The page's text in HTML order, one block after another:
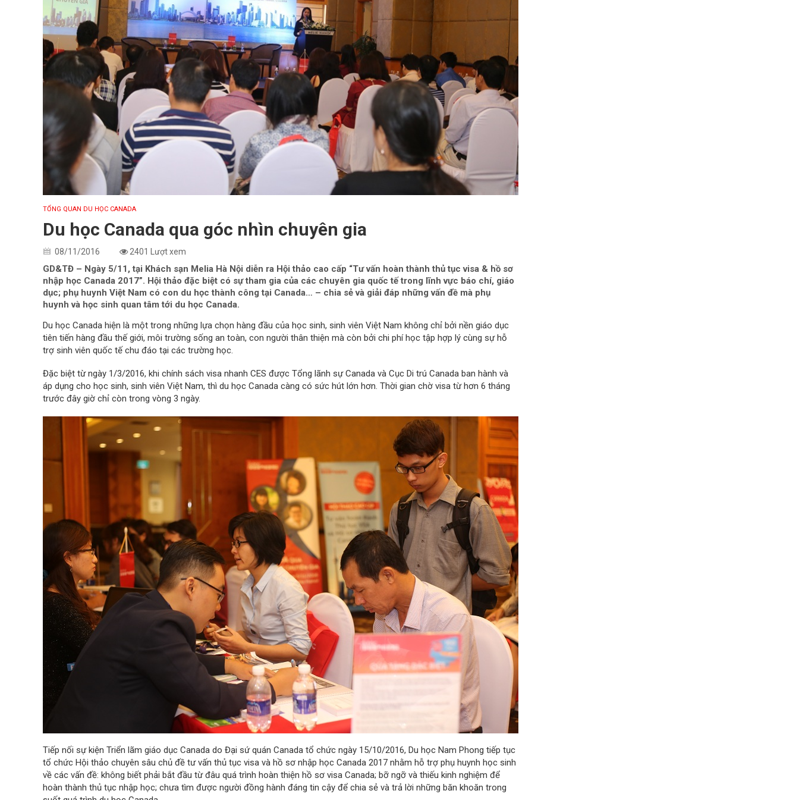
TỔNG QUAN DU HỌC CANADA
Du học Canada qua góc nhìn chuyên gia
08/11/2016 2401 Lượt xem
GD&TĐ – Ngày 5/11, tại Khách sạn Melia Hà Nội diễn ra Hội thảo cao cấp “Tư vấn hoàn thành thủ tục visa & hồ sơ
nhập học Canada 2017”. Hội thảo đặc biệt có sự tham gia của các chuyên gia quốc tế trong lĩnh vực báo chí, giáo
dục; phụ huynh Việt Nam có con du học thành công tại Canada… – chia sẻ và giải đáp những vấn đề mà phụ
huynh và học sinh quan tâm tới du học Canada.
Du học Canada hiện là một trong những lựa chọn hàng đầu của học sinh, sinh viên Việt Nam không chỉ bởi nền giáo dục
tiên tiến hàng đầu thế giới, môi trường sống an toàn, con người thân thiện mà còn bởi chi phí học tập hợp lý cùng sự hỗ
trợ sinh viên quốc tế chu đáo tại các trường học.
Đặc biệt từ ngày 1/3/2016, khi chính sách visa nhanh CES được Tổng lãnh sự Canada và Cục Di trú Canada ban hành và
áp dụng cho học sinh, sinh viên Việt Nam, thì du học Canada càng có sức hút lớn hơn. Thời gian chờ visa từ hơn 6 tháng
trước đây giờ chỉ còn trong vòng 3 ngày.
Tiếp nối sự kiện Triển lãm giáo dục Canada do Đại sứ quán Canada tổ chức ngày 15/10/2016, Du học Nam Phong tiếp tục
tổ chức Hội thảo chuyên sâu chủ đề tư vấn thủ tục visa và hồ sơ nhập học Canada 2017 nhằm hỗ trợ phụ huynh học sinh
về các vấn đề: không biết phải bắt đầu từ đâu quá trình hoàn thiện hồ sơ visa Canada; bỡ ngỡ và thiếu kinh nghiệm để
hoàn thành thủ tục nhập học; chưa tìm được người đồng hành đáng tin cậy để chia sẻ và trả lời những băn khoăn trong